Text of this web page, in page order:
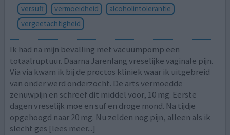
versuft
vermoeidheid
alcoholintolerantie
vergeetachtigheid
Ik had na mijn bevalling met vacuümpomp een
totaalruptuur. Daarna Jarenlang vreselijke vaginale pijn.
Via via kwam ik bij de proctos kliniek waar ik uitgebreid
van onder werd onderzocht. De arts vermoedde
zenuwpijn en schreef dit middel voor, 10 mg. Eerste
dagen vreselijk moe en suf en droge mond. Na tijdje
opgehoogd naar 20 mg. Nu zelden nog pijn, alleen als ik
slecht ges [lees meer...]